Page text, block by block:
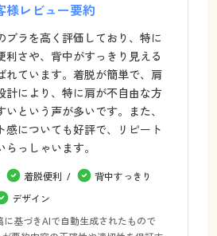
様レビュー要約
ブラを高く評価しており、特に
利さや、背中がすっきり見える
れています。着脱が簡単で、肩
計により、特に肩が不自由な方
という声が多いです。また、
感についても好評で、リピート
っしゃいます。
着脱便利
背中すっきり
デザイン
基づきAIで自動生成されたもので